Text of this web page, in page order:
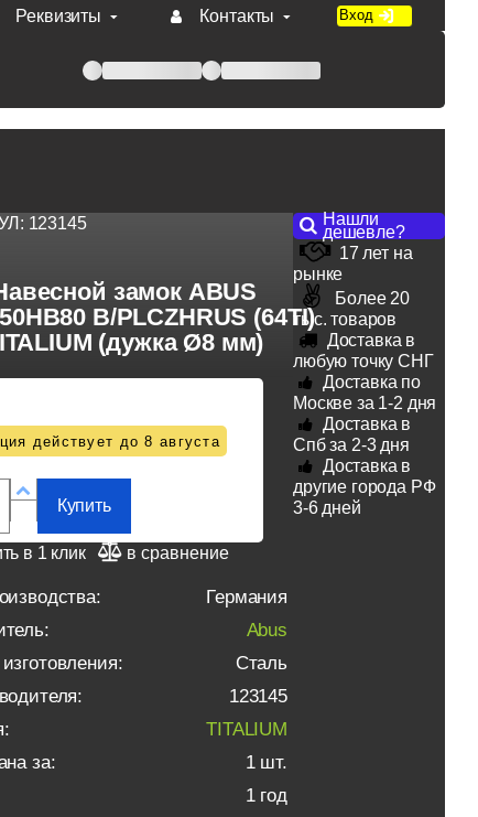
Реквизиты Контакты Вход
по счету.
123145
замок ABUS
B/PLCZHRUS (64TI)
(дужка Ø8 мм)
действует до 8 августа
Купить
в 1 клик в сравнение
Германия
Abus
Сталь
123145
TITALIUM
за:
1 шт.
1 год
Нашли
дешевле?
17 лет на
рынке
Более 20
тыс. товаров
Доставка в
любую точку СНГ
Доставка по
Москве за 1-2 дня
Доставка в
Спб за 2-3 дня
Доставка в
другие города РФ
3-6 дней